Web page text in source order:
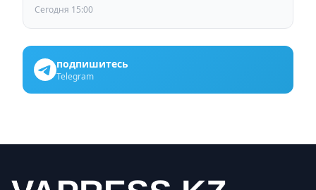
Сегодня 15:00
подпишитесь
Telegram